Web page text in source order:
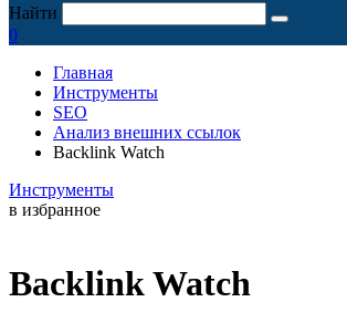
Найти
0
Главная
Инструменты
SEO
Анализ внешних ссылок
Backlink Watch
Инструменты
в избранное
Backlink Watch